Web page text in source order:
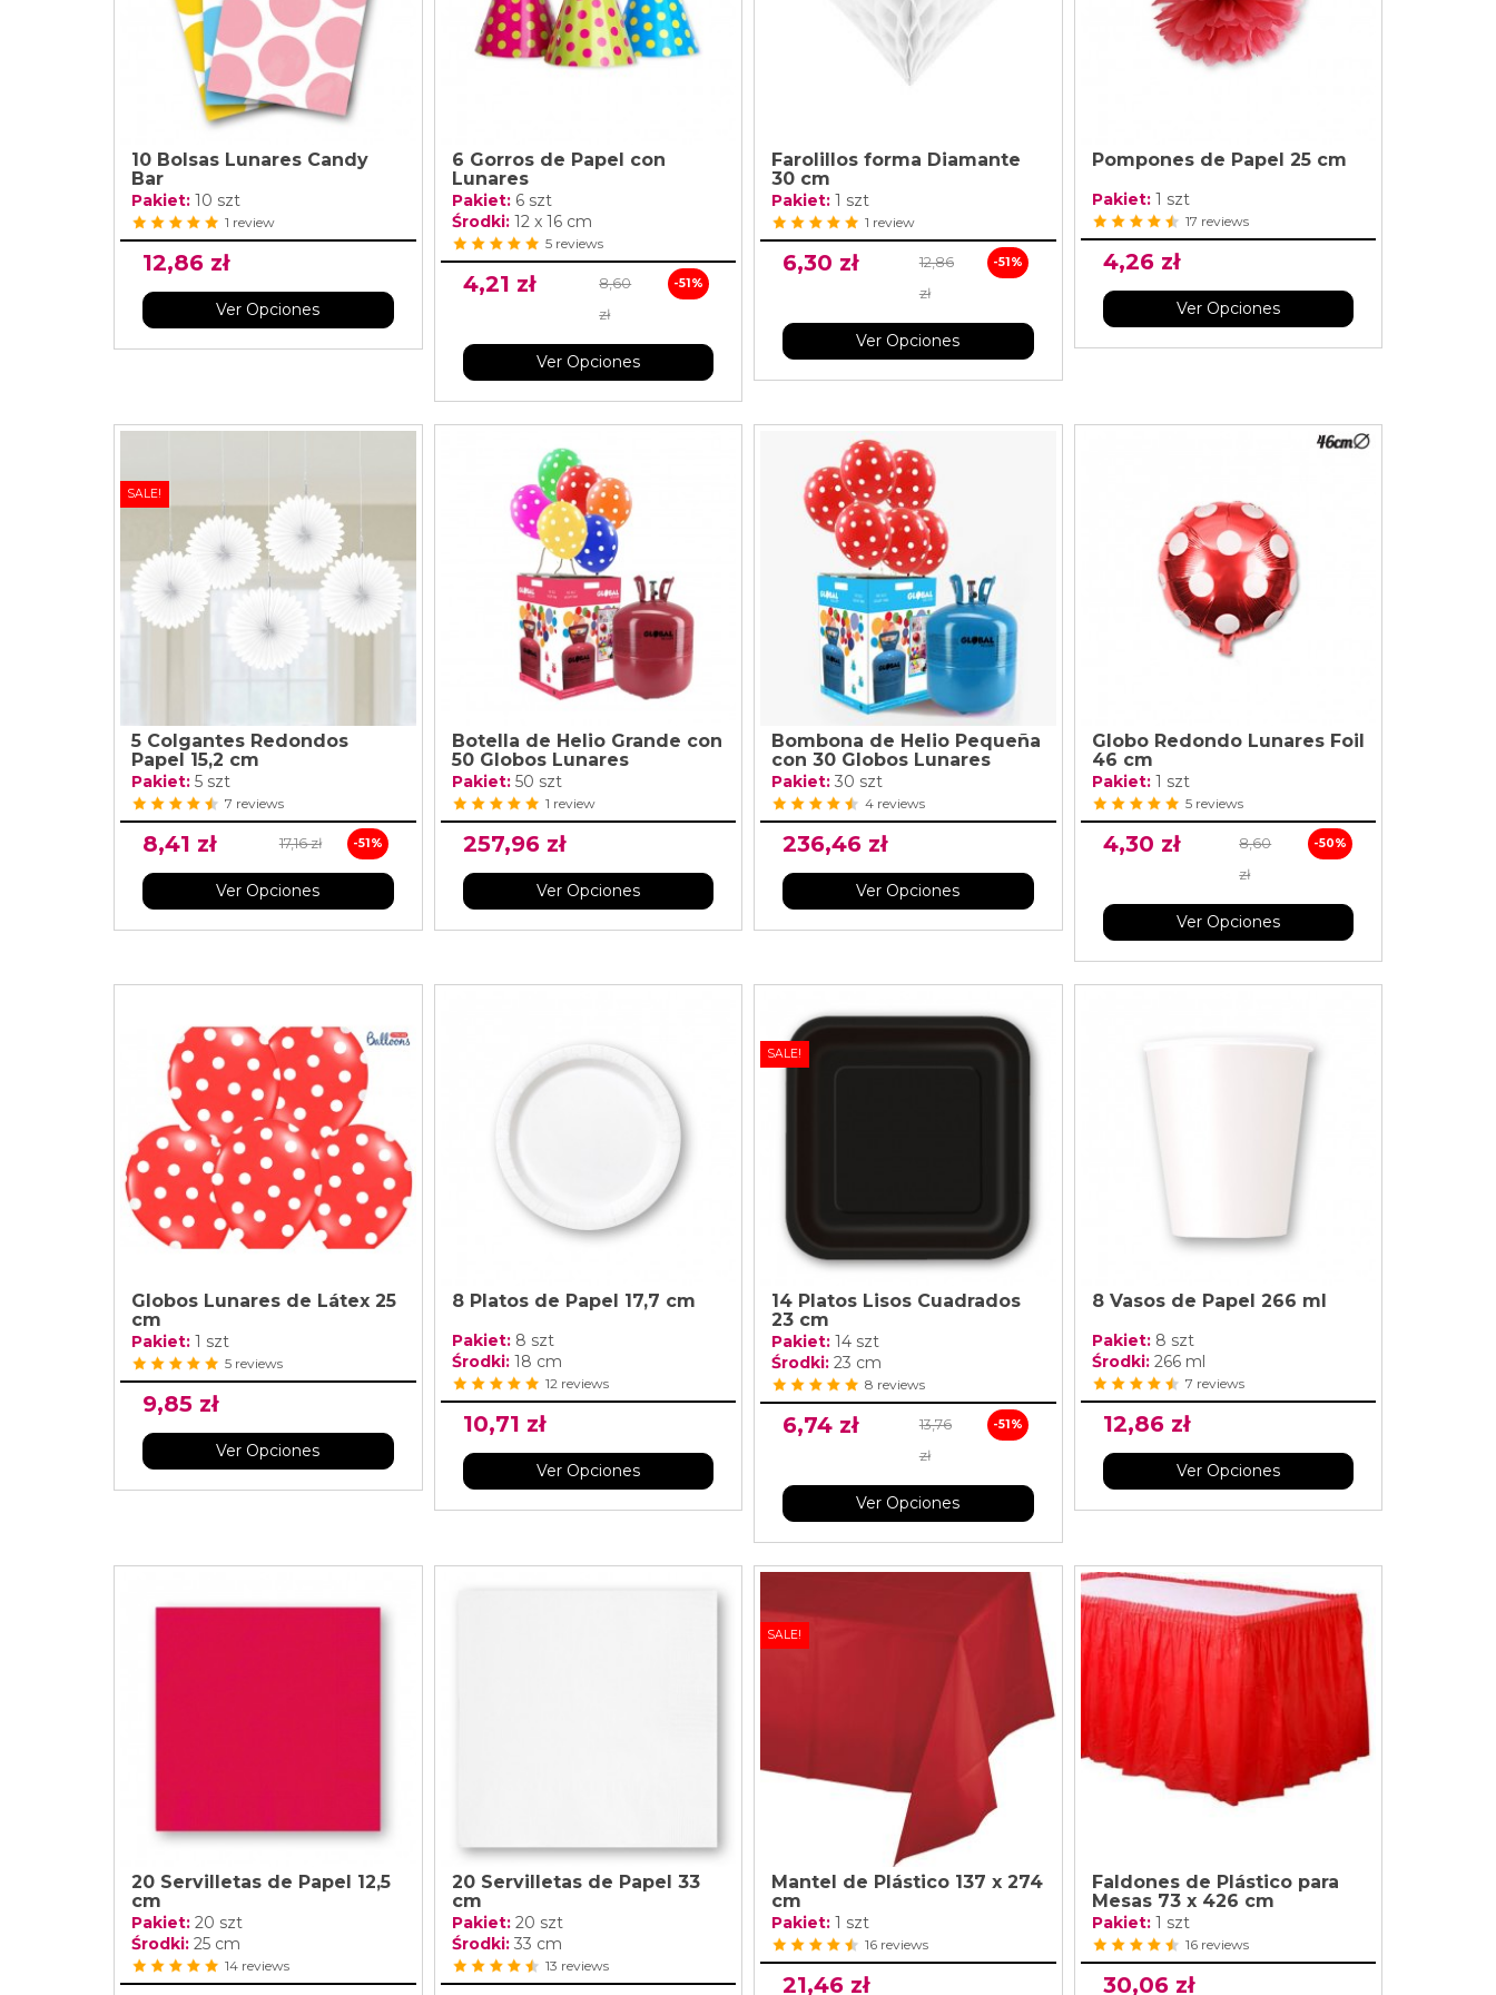
10 Bolsas Lunares Candy
Bar
Pakiet: 10 szt
1 review
12,86 zł
Ver Opciones
6 Gorros de Papel con
Lunares
Pakiet: 6 szt
Środki: 12 x 16 cm
5 reviews
4,21 zł
8,60
zł
-51%
Ver Opciones
Farolillos forma Diamante
30 cm
Pakiet: 1 szt
1 review
6,30 zł
12,86
zł
-51%
Ver Opciones
Pompones de Papel 25 cm
Pakiet: 1 szt
17 reviews
4,26 zł
Ver Opciones
SALE!
5 Colgantes Redondos
Papel 15,2 cm
Pakiet: 5 szt
7 reviews
8,41 zł 17,16 zł -51%
Ver Opciones
Botella de Helio Grande con
50 Globos Lunares
Pakiet: 50 szt
1 review
257,96 zł
Ver Opciones
Bombona de Helio Pequeña
con 30 Globos Lunares
Pakiet: 30 szt
4 reviews
236,46 zł
Ver Opciones
Globo Redondo Lunares Foil
46 cm
Pakiet: 1 szt
5 reviews
4,30 zł
8,60
zł
-50%
Ver Opciones
Globos Lunares de Látex 25
cm
Pakiet: 1 szt
5 reviews
9,85 zł
Ver Opciones
8 Platos de Papel 17,7 cm
Pakiet: 8 szt
Środki: 18 cm
12 reviews
10,71 zł
Ver Opciones
SALE!
14 Platos Lisos Cuadrados
23 cm
Pakiet: 14 szt
Środki: 23 cm
8 reviews
6,74 zł
13,76
zł
-51%
Ver Opciones
8 Vasos de Papel 266 ml
Pakiet: 8 szt
Środki: 266 ml
7 reviews
12,86 zł
Ver Opciones
20 Servilletas de Papel 12,5
cm
Pakiet: 20 szt
Środki: 25 cm
14 reviews
20 Servilletas de Papel 33
cm
Pakiet: 20 szt
Środki: 33 cm
13 reviews
SALE!
Mantel de Plástico 137 x 274
cm
Pakiet: 1 szt
16 reviews
21,46 zł
Faldones de Plástico para
Mesas 73 x 426 cm
Pakiet: 1 szt
16 reviews
30,06 zł